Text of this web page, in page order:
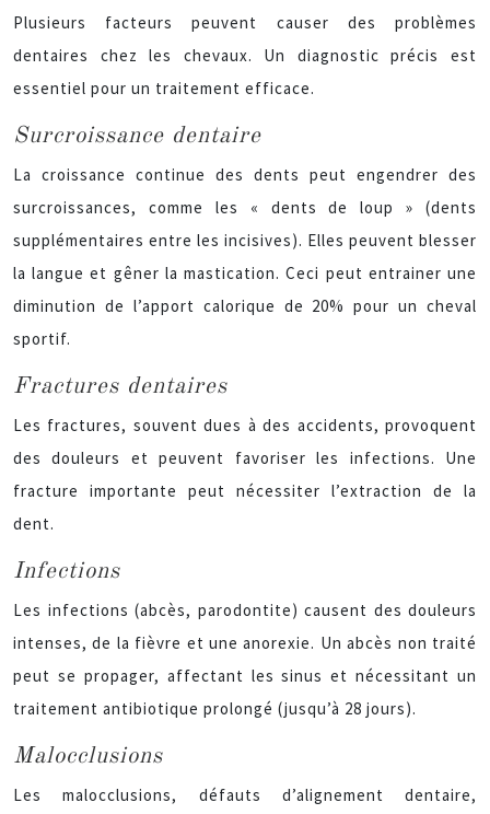
Plusieurs facteurs peuvent causer des problèmes
dentaires chez les chevaux. Un diagnostic précis est
essentiel pour un traitement efficace.
Surcroissance dentaire
La croissance continue des dents peut engendrer des
surcroissances, comme les « dents de loup » (dents
supplémentaires entre les incisives). Elles peuvent blesser
la langue et gêner la mastication. Ceci peut entrainer une
diminution de l’apport calorique de 20% pour un cheval
sportif.
Fractures dentaires
Les fractures, souvent dues à des accidents, provoquent
des douleurs et peuvent favoriser les infections. Une
fracture importante peut nécessiter l’extraction de la
dent.
Infections
Les infections (abcès, parodontite) causent des douleurs
intenses, de la fièvre et une anorexie. Un abcès non traité
peut se propager, affectant les sinus et nécessitant un
traitement antibiotique prolongé (jusqu’à 28 jours).
Malocclusions
Les malocclusions, défauts d’alignement dentaire,